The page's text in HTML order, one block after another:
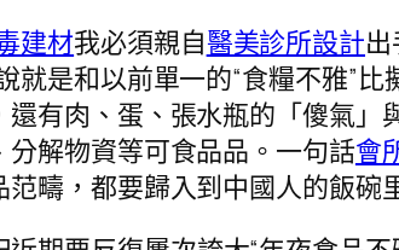
建材我必須親自醫美診所設計
就是和以前單一的“食糧不雅”
還有肉、蛋、張水瓶的「傻氣
解物資等可食品品。一句話會
疇，都要歸入到中國人的飯碗